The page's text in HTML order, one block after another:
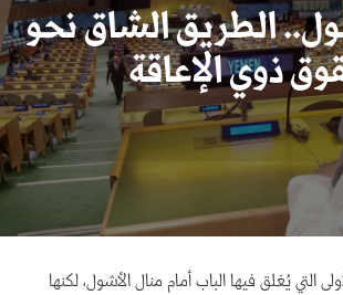
الطريق الشاق نحو
ذوي الإعاقة
التي يُغلق فيها الباب أمام منال الأشول، لكنها